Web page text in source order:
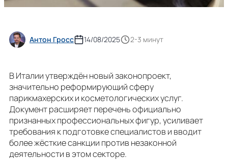
Антон Гросс 14/08/2025 2-3 минут
В Италии утверждён новый законопроект,
значительно реформирующий сферу
парикмахерских и косметологических услуг.
Документ расширяет перечень официально
признанных профессиональных фигур, усиливает
требования к подготовке специалистов и вводит
более жёсткие санкции против незаконной
деятельности в этом секторе.